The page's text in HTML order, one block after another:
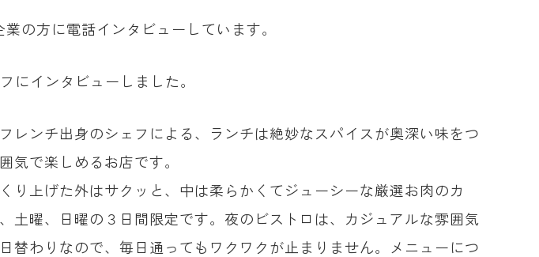
の方に電話インタビューしています。
にインタビューしました。
ンチ出身のシェフによる、ランチは絶妙なスパイスが奥深い味をつ
気で楽しめるお店です。
り上げた外はサクッと、中は柔らかくてジューシーな厳選お肉のカ
土曜、日曜の３日間限定です。夜のビストロは、カジュアルな雰囲気
わりなので、毎日通ってもワクワクが止まりません。メニューにつ